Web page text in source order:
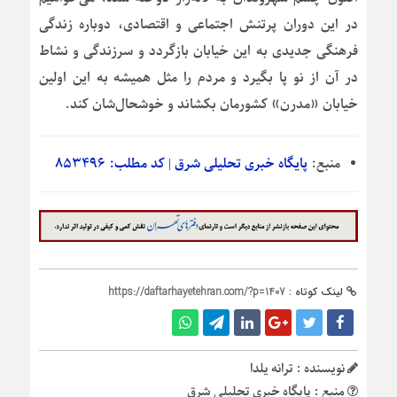
در این دوران پرتنش اجتماعی و اقتصادی، دوباره زندگی
فرهنگی جدیدی به این خیابان بازگردد و سرزندگی و نشاط
در آن از نو پا بگیرد و مردم را مثل همیشه به این اولین
خیابان «مدرن» کشورمان بکشاند و خوشحال‌شان کند.
منبع: پایگاه خبری تحلیلی شرق | کد مطلب: ۸۵۳۴۹۶
لینک کوتاه : https://daftarhayetehran.com/?p=1407
نویسنده : ترانه یلدا
منبع : پایگاه خبری تحلیلی شرق